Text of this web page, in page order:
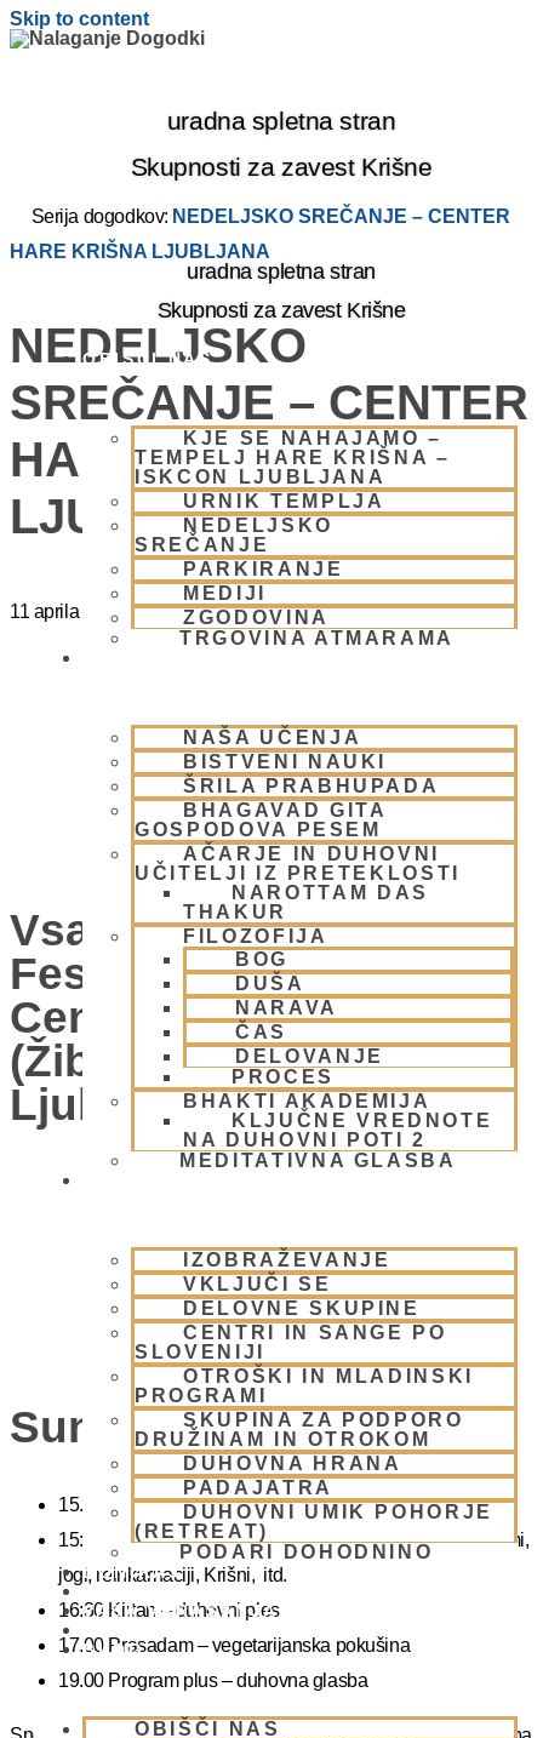
Skip to content
uradna spletna stran
Skupnosti za zavest Krišne
uradna spletna stran
Skupnosti za zavest Krišne
OBIŠČI NAS
KJE SE NAHAJAMO –
TEMPELJ HARE KRIŠNA –
ISKCON LJUBLJANA
URNIK TEMPLJA
NEDELJSKO
SREČANJE
PARKIRANJE
MEDIJI
ZGODOVINA
TRGOVINA ATMARAMA
NAŠA UČENJA
BISTVENI NAUKI
ŠRILA PRABHUPADA
BHAGAVAD GITA
GOSPODOVA PESEM
AČARJE IN DUHOVNI
UČITELJI IZ PRETEKLOSTI
NAROTTAM DAS
THAKUR
FILOZOFIJA
BOG
DUŠA
NARAVA
ČAS
DELOVANJE
PROCES
BHAKTI AKADEMIJA
KLJUČNE VREDNOTE
NA DUHOVNI POTI 2
MEDITATIVNA GLASBA
IZOBRAŽEVANJE
VKLJUČI SE
DELOVNE SKUPINE
CENTRI IN SANGE PO
SLOVENIJI
OTROŠKI IN MLADINSKI
PROGRAMI
SKUPINA ZA PODPORO
DRUŽINAM IN OTROKOM
DUHOVNA HRANA
PADAJATRA
DUHOVNI UMIK POHORJE
(RETREAT)
PODARI DOHODNINO
DONIRAJ
KOLEDAR
VAŠA VPRAŠANJA
BLOG
OBIŠČI NAS
Serija dogodkov: NEDELJSKO SREČANJE – CENTER
HARE KRIŠNA LJUBLJANA
NEDELJSKO
SREČANJE – CENTER
HARE KRIŠNA
LJUBLJANA
11 aprila 15:00 -20:00
Vsako Nedeljo Mini
Festival V Hare Krišna
Centru – VABLJENI
(Žibertova 27, 1000
Ljubljana)
Sunday Feast
15.00 Bhadžani – duhovna glasba
15:40 Predavanje – predavanja iz zakladnice Ved o karmi,
jogi, reinkarnaciji, Krišni, itd.
16:30 Kirtan – duhovni ples
17.00 Prasadam – vegetarijanska pokušina
19.00 Program plus – duhovna glasba